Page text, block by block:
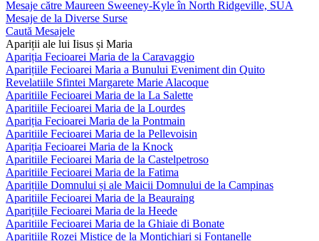
Mesaje către Maureen Sweeney-Kyle în North Ridgeville, SUA
Mesaje de la Diverse Surse
Caută Mesajele
Apariții ale lui Iisus și Maria
Apariția Fecioarei Maria de la Caravaggio
Aparițiile Fecioarei Maria a Bunului Eveniment din Quito
Revelatiile Sfintei Margarete Marie Alacoque
Aparitiile Fecioarei Maria de la La Salette
Aparitiile Fecioarei Maria de la Lourdes
Apariția Fecioarei Maria de la Pontmain
Aparitiile Fecioarei Maria de la Pellevoisin
Apariția Fecioarei Maria de la Knock
Aparitiile Fecioarei Maria de la Castelpetroso
Aparitiile Fecioarei Maria de la Fatima
Aparițiile Domnului și ale Maicii Domnului de la Campinas
Aparitiile Fecioarei Maria de la Beauraing
Aparițiile Fecioarei Maria de la Heede
Aparitiile Fecioarei Maria de la Ghiaie di Bonate
Aparitiile Rozei Mistice de la Montichiari și Fontanelle